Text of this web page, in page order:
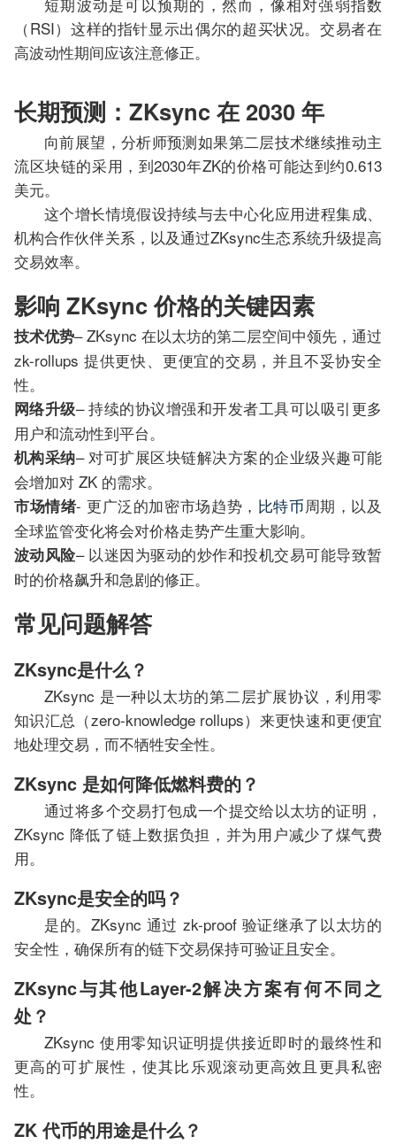
（RSI）这样的指针显示出偶尔的超买状况。交易者在
高波动性期间应该注意修正。
长期预测：ZKsync 在 2030 年
向前展望，分析师预测如果第二层技术继续推动主
流区块链的采用，到2030年ZK的价格可能达到约0.613
美元。
这个增长情境假设持续与去中心化应用进程集成、
机构合作伙伴关系，以及通过ZKsync生态系统升级提高
交易效率。
影响 ZKsync 价格的关键因素
技术优势– ZKsync 在以太坊的第二层空间中领先，通过
zk-rollups 提供更快、更便宜的交易，并且不妥协安全
性。
网络升级– 持续的协议增强和开发者工具可以吸引更多
用户和流动性到平台。
机构采纳– 对可扩展区块链解决方案的企业级兴趣可能
会增加对 ZK 的需求。
市场情绪- 更广泛的加密市场趋势， 比特币周期，以及
全球监管变化将会对价格走势产生重大影响。
波动风险– 以迷因为驱动的炒作和投机交易可能导致暂
时的价格飙升和急剧的修正。
常见问题解答
ZKsync是什么？
ZKsync 是一种以太坊的第二层扩展协议，利用零
知识汇总（zero-knowledge rollups）来更快速和更便宜
地处理交易，而不牺牲安全性。
ZKsync 是如何降低燃料费的？
通过将多个交易打包成一个提交给以太坊的证明，
ZKsync 降低了链上数据负担，并为用户减少了煤气费
用。
ZKsync是安全的吗？
是的。ZKsync 通过 zk-proof 验证继承了以太坊的
安全性，确保所有的链下交易保持可验证且安全。
ZKsync与其他Layer-2解决方案有何不同之
处？
ZKsync 使用零知识证明提供接近即时的最终性和
更高的可扩展性，使其比乐观滚动更高效且更具私密
性。
ZK 代币的用途是什么？